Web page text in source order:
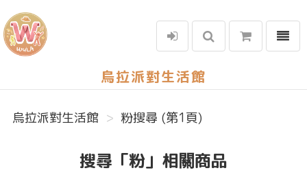
烏拉派對生活館
選單
烏拉派對生活館 粉搜尋 (第1頁)
搜尋「粉」相關商品